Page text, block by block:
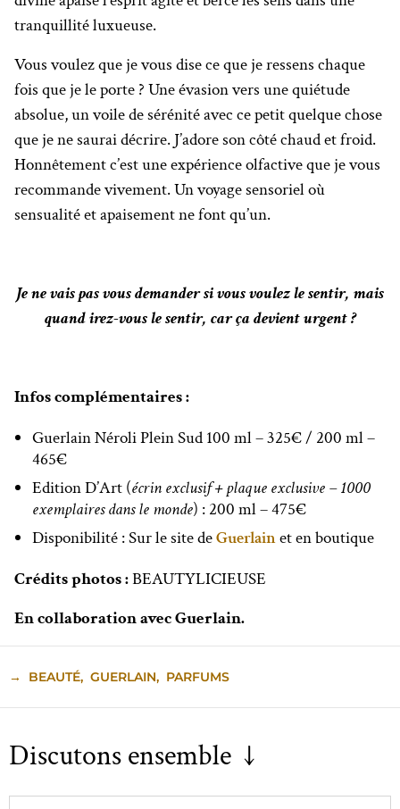
tranquillité luxueuse.
Vous voulez que je vous dise ce que je ressens chaque
fois que je le porte ? Une évasion vers une quiétude
absolue, un voile de sérénité avec ce petit quelque chose
que je ne saurai décrire. J’adore son côté chaud et froid.
Honnêtement c’est une expérience olfactive que je vous
recommande vivement. Un voyage sensoriel où
sensualité et apaisement ne font qu’un.
Je ne vais pas vous demander si vous voulez le sentir, mais
quand irez-vous le sentir, car ça devient urgent ?
Infos complémentaires :
Guerlain Néroli Plein Sud 100 ml – 325€ / 200 ml –
465€
Edition D’Art (écrin exclusif + plaque exclusive – 1000
exemplaires dans le monde) : 200 ml – 475€
Disponibilité : Sur le site deGuerlainet en boutique
Crédits photos :BEAUTYLICIEUSE
En collaboration avec Guerlain.
→ BEAUTÉ, GUERLAIN, PARFUMS
Discutons ensemble ↓